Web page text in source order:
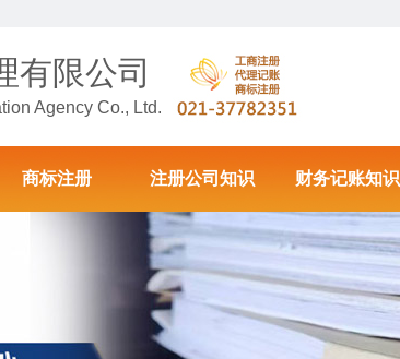
有限公司
Agency Co., Ltd.
商标注册 注册公司知识 财务记账知识